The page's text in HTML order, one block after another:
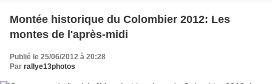
Montée historique du Colombier 2012: Les
montes de l'après-midi
Publié le 25/06/2012 à 20:28
Par rallye13photos